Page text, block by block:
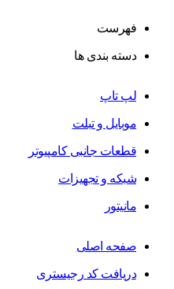
فهرست
دسته بندی ها
لپ تاپ
موبایل و تبلت
قطعات جانبی کامپیوتر
شبکه و تجهیزات
مانیتور
صفحه اصلی
دریافت کد رجیستری